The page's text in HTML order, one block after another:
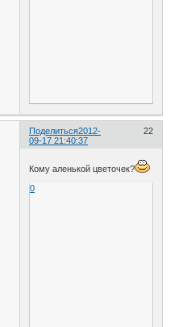
Поделиться 22
2012-
09-17 21:40:37
Кому аленькой цветочек?
0